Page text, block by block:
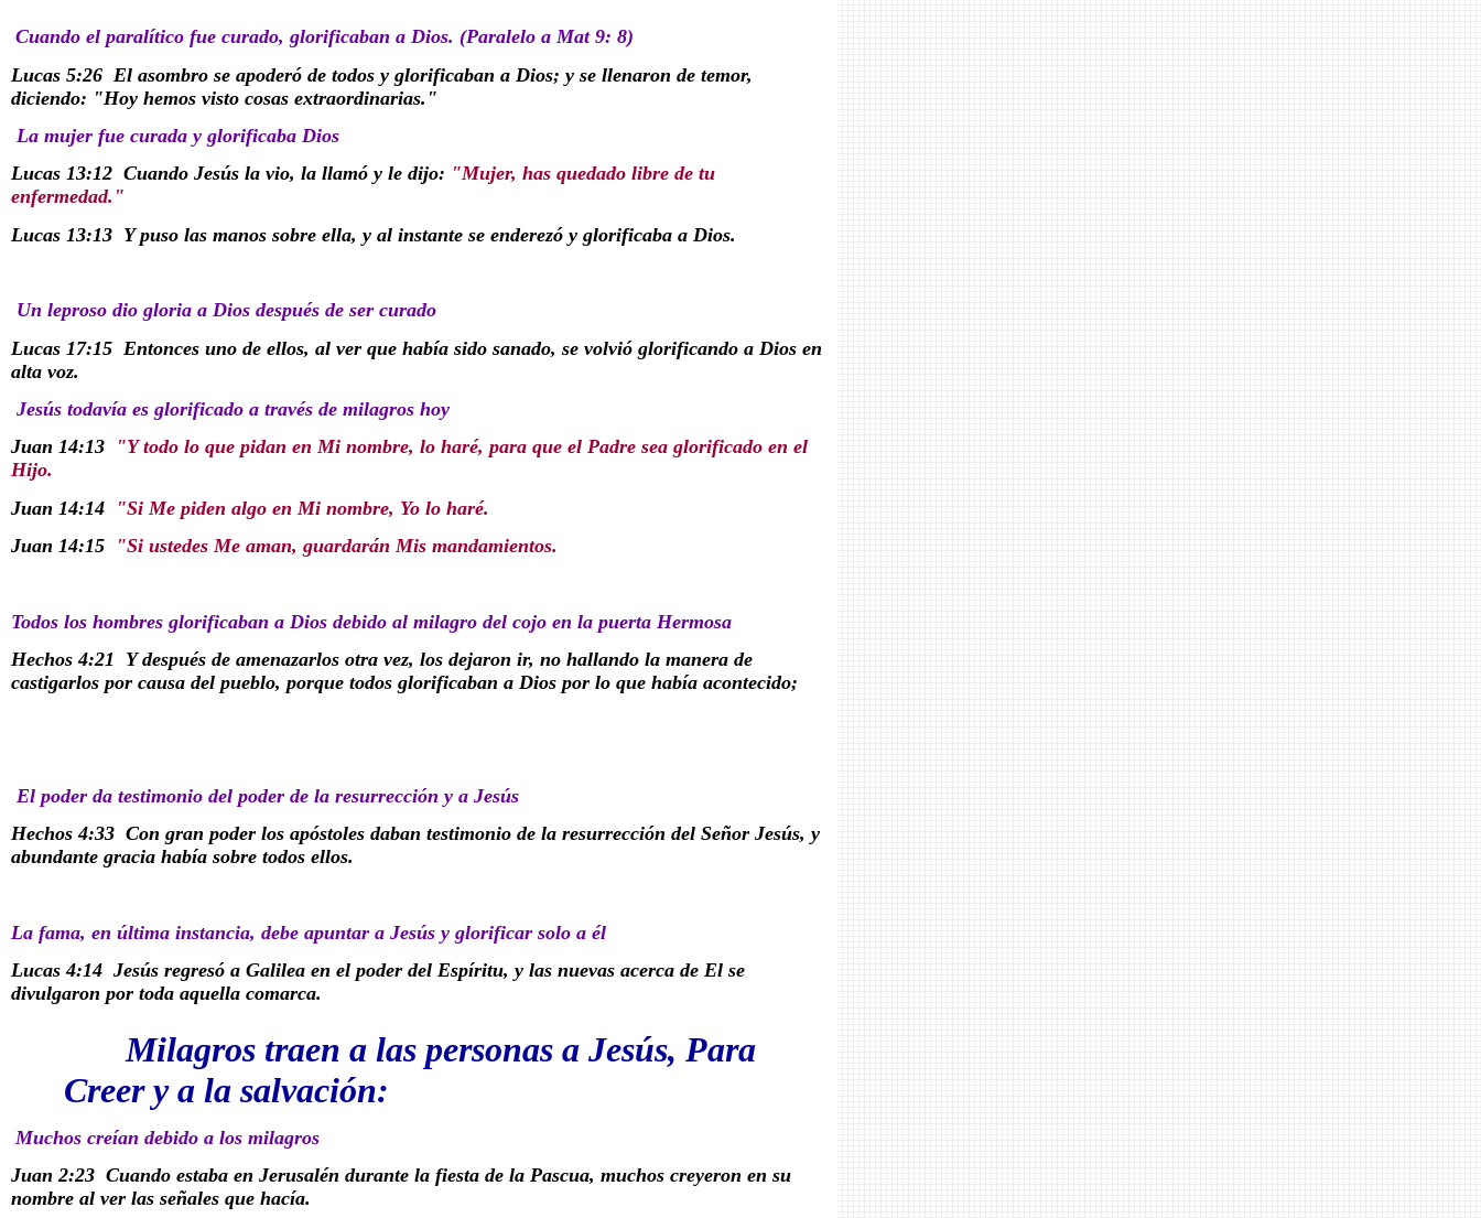
Cuando el paralítico fue curado, glorificaban a Dios. (Paralelo a Mat 9: 8)
Lucas 5:26 El asombro se apoderó de todos y glorificaban a Dios; y se llenaron de temor,
diciendo: "Hoy hemos visto cosas extraordinarias."
La mujer fue curada y glorificaba Dios
Lucas 13:12 Cuando Jesús la vio, la llamó y le dijo: "Mujer, has quedado libre de tu
enfermedad."
Lucas 13:13 Y puso las manos sobre ella, y al instante se enderezó y glorificaba a Dios.
Un leproso dio gloria a Dios después de ser curado
Lucas 17:15 Entonces uno de ellos, al ver que había sido sanado, se volvió glorificando a Dios en
alta voz.
Jesús todavía es glorificado a través de milagros hoy
Juan 14:13
"Y todo lo que pidan en Mi nombre, lo haré, para que el Padre sea glorificado en el
Hijo.
Juan 14:14
"Si Me piden algo en Mi nombre, Yo lo haré.
Juan 14:15
"Si ustedes Me aman, guardarán Mis mandamientos.
Todos los hombres glorificaban a Dios debido al milagro del cojo en la puerta Hermosa
Hechos 4:21
Y después de amenazarlos otra vez, los dejaron ir, no hallando la manera de
castigarlos por causa del pueblo, porque todos glorificaban a Dios por lo que había acontecido;
El poder da testimonio del poder de la resurrección y a Jesús
Hechos 4:33 Con gran poder los apóstoles daban testimonio de la resurrección del Señor Jesús, y
abundante gracia había sobre todos ellos.
La fama, en última instancia, debe apuntar a Jesús y glorificar solo a él
Lucas 4:14 Jesús regresó a Galilea en el poder del Espíritu, y las nuevas acerca de El se
divulgaron por toda aquella comarca.
Milagros traen a las personas a Jesús, Para
Creer y a la salvación:
Muchos creían debido a los milagros
Juan 2:23 Cuando estaba en Jerusalén durante la fiesta de la Pascua, muchos creyeron en su
nombre al ver las señales que hacía.